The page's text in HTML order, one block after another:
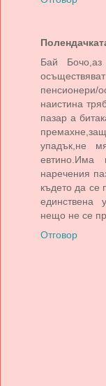
Бай
наистина
пазар а
упадък,не
евтино.Има
наречения
където да се
единствена
нещо не се
Отговор